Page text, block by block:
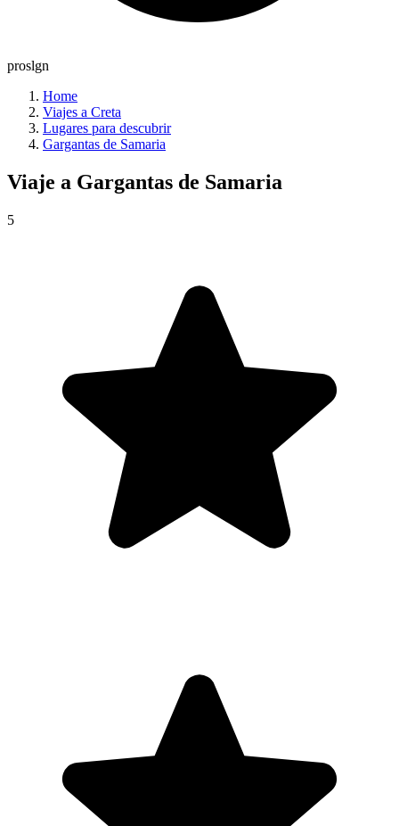
proslgn
Home
Viajes a Creta
Lugares para descubrir
Gargantas de Samaria
Viaje a Gargantas de Samaria
5